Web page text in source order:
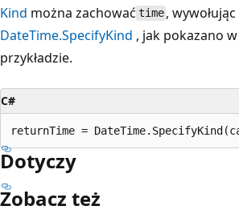
Kind można zachować time ,
DateTime.SpecifyKind , jak pokazano
przykładzie.
C#
Dotyczy
Zobacz też